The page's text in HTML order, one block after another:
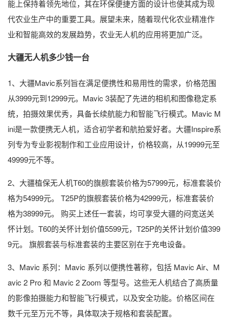
能上保持着领先地位，其在环保便捷方面的设计也使其成为现
代农业生产中的重要工具。展望未来，随着现代化农业精准作
业和智能高效的发展趋势，农业无人机的应用将更加广泛。
大疆无人机多少钱一台
1、大疆Mavic系列旨在满足便携性和易用性的需求，价格范围
从3999元到12999元。Mavic 3装配了先进的相机和图像稳定系
统，拍摄效果优秀，具备长续航能力和智能飞行模式。Mavic M
ini是一款便携无人机，适合初学者和航拍爱好者。大疆Inspire系
列专为专业影视制作和工业应用设计，价格较高，从19999元至
49999元不等。
2、大疆植保无人机T60的旗舰套装价格为57999元，标准套装价
格为54999元。 T25P的旗舰套装价格为42999元，标准套装价
格为38999元。 购买上述任一套装，均可享受大疆的闷宽送关
怀计划。T60的关怀计划价值5599元，T25P的关怀计划价值399
9元。 旗舰套装与标准套装的主要区别在于充电设备。
3、Mavic 系列：Mavic 系列以便携性著称，包括 Mavic Air、M
avic 2 Pro 和 Mavic 2 Zoom 等型号。这些无人机结合了高质量
的影像拍摄能力和智能飞行模式，以及安全功能。价格区间在
数千元至万元不等，具体取决于规格和套装配置。